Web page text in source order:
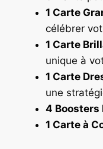
1 Carte
célébrer
1 Carte
unique à
1 Carte
une
4 Boosters
1 Carte à